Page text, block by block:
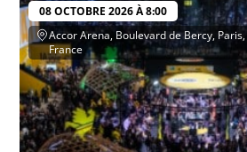
08 OCTOBRE 2026 À 8:00
Accor Arena, Boulevard de Bercy, Paris,
France